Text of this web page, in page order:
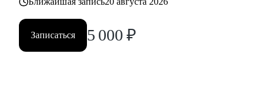
Записаться 5 000 ₽